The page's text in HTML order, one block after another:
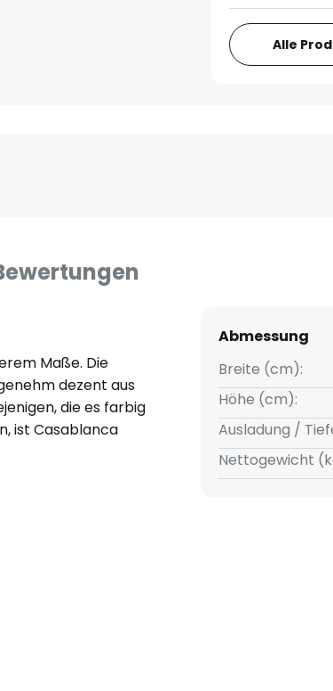
Alle
Maße. Die
dezent aus
die es farbig
ist Casablanca
nach Wunsch
und
Abmessung
Breite (cm):
Höhe (cm):
Ausladung /
Nettogewicht